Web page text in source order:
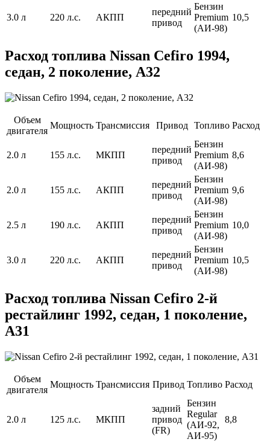
3.0 л 220 л.с. АКПП
передний
привод
Бензин
Premium
(АИ-98)
10,5
Расход топлива Nissan Cefiro 1994,
седан, 2 поколение, A32
Объем
двигателя
Мощность Трансмиссия Привод Топливо Расход
2.0 л 155 л.с. МКПП
передний
привод
Бензин
Premium
(АИ-98)
8,6
2.0 л 155 л.с. АКПП
передний
привод
Бензин
Premium
(АИ-98)
9,6
2.5 л 190 л.с. АКПП
передний
привод
Бензин
Premium
(АИ-98)
10,0
3.0 л 220 л.с. АКПП
передний
привод
Бензин
Premium
(АИ-98)
10,5
Расход топлива Nissan Cefiro 2-й
рестайлинг 1992, седан, 1 поколение,
A31
Объем
двигателя
Мощность Трансмиссия Привод Топливо Расход
2.0 л 125 л.с. МКПП
задний
привод
(FR)
Бензин
Regular
(АИ-92,
АИ-95)
8,8